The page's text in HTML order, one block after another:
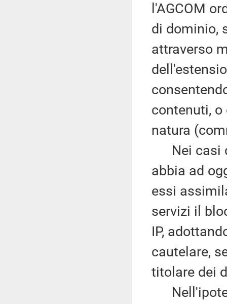
l'AGCOM
di dominio,
attraverso
contenuti,
natura
Nei casi
abbia ad
essi
servizi il
IP,
cautelare,
titolare dei